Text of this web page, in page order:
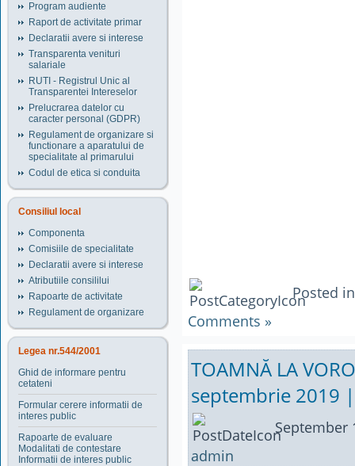
Program audiente
Raport de activitate primar
Declaratii avere si interese
Transparenta venituri
salariale
RUTI - Registrul Unic al
Transparentei Intereselor
Prelucrarea datelor cu
caracter personal (GDPR)
Regulament de organizare si
functionare a aparatului de
specialitate al primarului
Codul de etica si conduita
Consiliul local
Componenta
Comisiile de specialitate
Declaratii avere si interese
Atributiile consililui
Rapoarte de activitate
Regulament de organizare
Legea nr.544/2001
Ghid de informare pentru
cetateni
Formular cerere informatii de
interes public
Rapoarte de evaluare
Modalitati de contestare
Informatii de interes public
Posted
Comments »
TOAMNĂ LA
septembrie 2019
admin